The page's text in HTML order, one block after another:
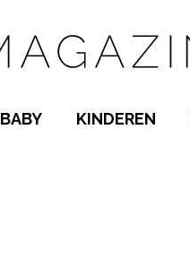
BABY KINDEREN